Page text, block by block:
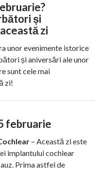
și
zi
unor evenimente istorice
și aniversări ale unor
sunt cele mai
zi!
februarie
– Această zi este
implantului cochlear
Prima astfel de